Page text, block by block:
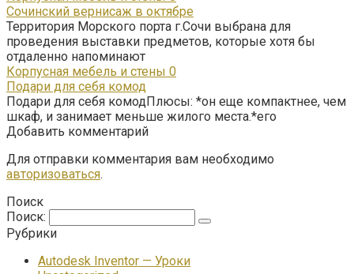
Сочинский вернисаж в октябре
Территория Морского порта г.Сочи выбрана для
проведения выставки предметов, которые хотя бы
отдаленно напоминают
Корпусная мебель и стены 0
Подари для себя комод
Подари для себя комодПлюсы: *он еще компактнее, чем
шкаф, и занимает меньше жилого места.*его
Добавить комментарий
Для отправки комментария вам необходимо
авторизоваться.
Поиск
Поиск:
Рубрики
Autodesk Inventor — Уроки